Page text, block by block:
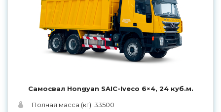
Самосвал Hongyan SAIC-Iveco 6×4, 24 куб.м.
Полная масса (кг): 33500